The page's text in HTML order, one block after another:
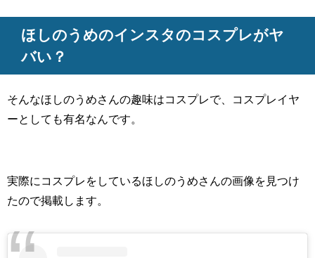
ほしのうめのインスタのコスプレがヤ
バい？
そんなほしのうめさんの趣味はコスプレで、コスプレイヤ
ーとしても有名なんです。
実際にコスプレをしているほしのうめさんの画像を見つけ
たので掲載します。